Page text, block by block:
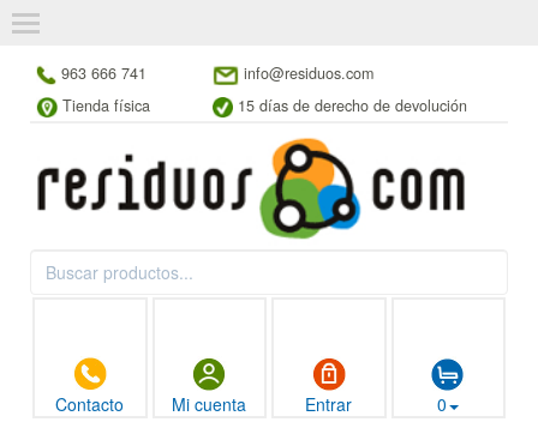
963 666 741
info@residuos.com
Tienda física
15 días de derecho de devolución
Contacto Mi cuenta Entrar 0